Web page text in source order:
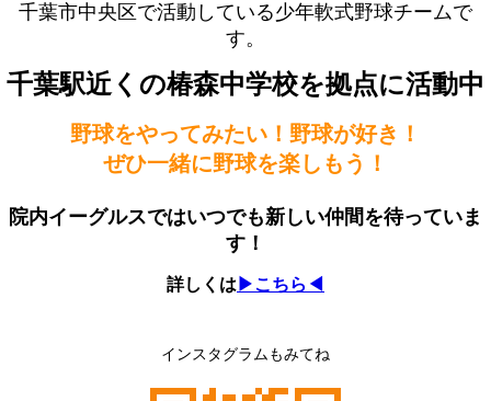
千葉市中央区で活動している少年軟式野球チームで
す。
千葉駅近くの椿森中学校を拠点に活動中
野球をやってみたい！野球が好き！
ぜひ一緒に野球を楽しもう！
院内イーグルスではいつでも新しい仲間を待っていま
す！
詳しくは ▶こちら◀
インスタグラムもみてね